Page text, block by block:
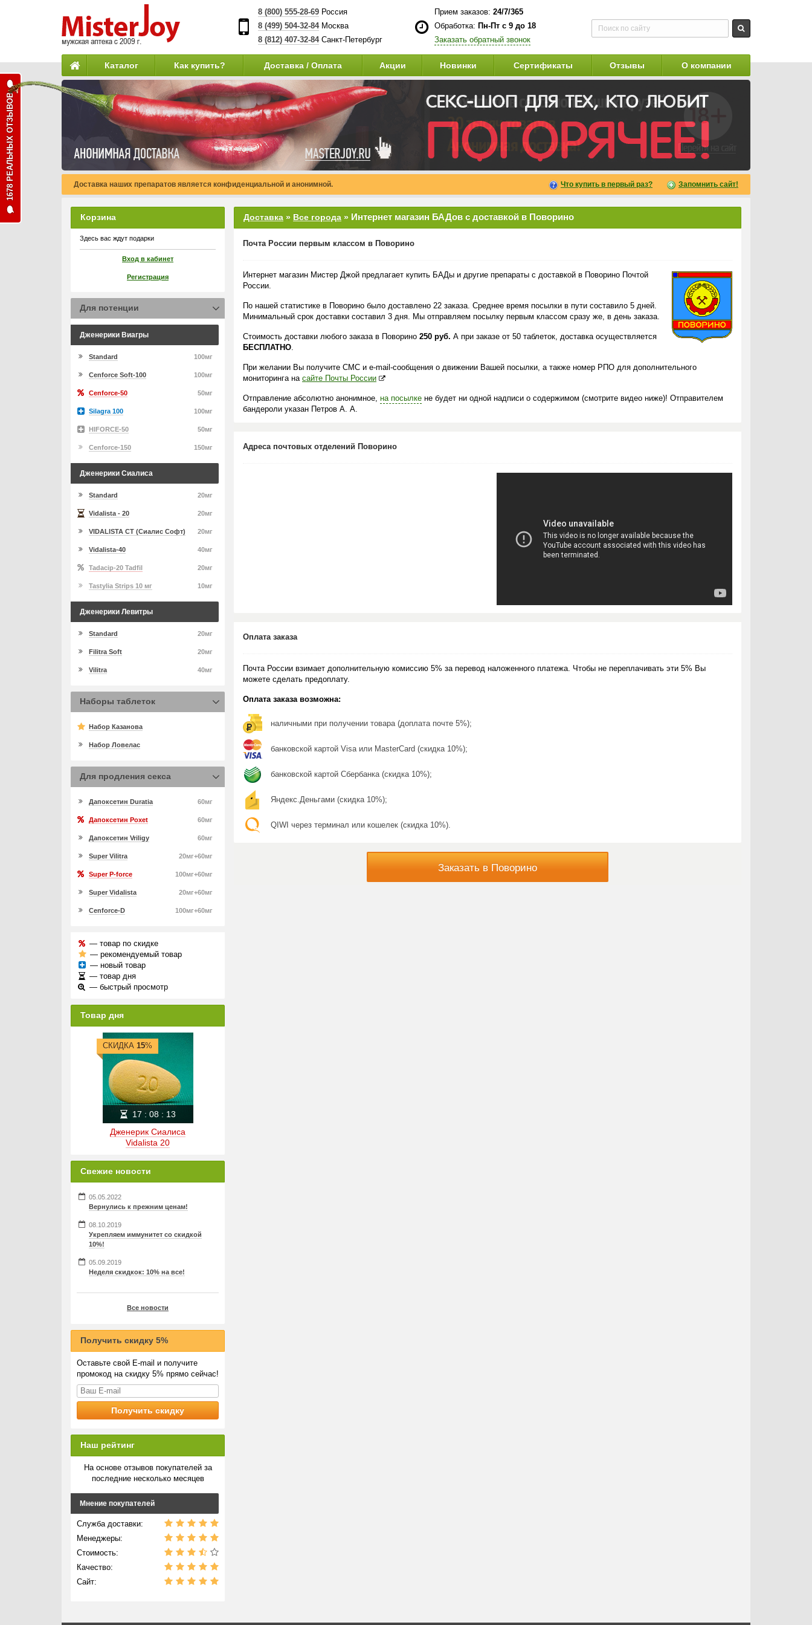
8 (800) 555-28-69Россия
8 (499) 504-32-84Москва
8 (812) 407-32-84 Санкт-Петербург
Прием заказов: 24/7/365
Обработка: Пн-Пт с 9 до 18
Заказать обратный звонок
Каталог Как купить? Доставка / Оплата Акции Новинки Сертификаты Отзывы О компании
Доставка наших препаратов является конфиденциальной и анонимной. Что купить в первый раз? Запомнить сайт!
Доставка » Все города » Интернет магазин БАДов с доставкой в Поворино
Почта России первым классом в Поворино
Интернет магазин Мистер Джой предлагает купить БАДы и другие препараты с доставкой в Поворино Почтой
России.
По нашей статистике в Поворино было доставлено 22 заказа. Среднее время посылки в пути составило 5 дней.
Минимальный срок доставки составил 3 дня. Мы отправляем посылку первым классом сразу же, в день заказа.
Стоимость доставки любого заказа в Поворино 250 руб. А при заказе от 50 таблеток, доставка осуществляется
БЕСПЛАТНО.
При желании Вы получите СМС и e-mail-сообщения о движении Вашей посылки, а также номер РПО для дополнительного
мониторинга на сайте Почты России
Отправление абсолютно анонимное, на посылке не будет ни одной надписи о содержимом (смотрите видео ниже)! Отправителем
бандероли указан Петров А. А.
Адреса почтовых отделений Поворино
Оплата заказа
Почта России взимает дополнительную комиссию 5% за перевод наложенного платежа. Чтобы не переплачивать эти 5% Вы
можете сделать предоплату.
Оплата заказа возможна:
наличными при получении товара (доплата почте 5%);
банковской картой Visa или MasterCard (скидка 10%);
банковской картой Сбербанка (скидка 10%);
Яндекс.Деньгами (скидка 10%);
QIWI через терминал или кошелек (скидка 10%).
Заказать в Поворино
Корзина
Здесь вас ждут подарки
Вход в кабинет
Регистрация
Для потенции
Дженерики Виагры
100мг
Standard
100мг
Cenforce Soft-100
50мг
Cenforce-50
100мг
Silagra 100
50мг
HIFORCE-50
150мг
Cenforce-150
Дженерики Сиалиса
20мг
Standard
20мг
Vidalista - 20
20мг
VIDALISTA CT (Сиалис Софт)
40мг
Vidalista-40
20мг
Tadacip-20 Tadfil
10мг
Tastylia Strips 10 мг
Дженерики Левитры
20мг
Standard
20мг
Filitra Soft
40мг
Vilitra
Наборы таблеток
Набор Казанова
Набор Ловелас
Для продления секса
60мг
Дапоксетин Duratia
60мг
Дапоксетин Poxet
60мг
Дапоксетин Vriligy
20мг+60мг
Super Vilitra
100мг+60мг
Super P-force
20мг+60мг
Super Vidalista
100мг+60мг
Cenforce-D
— товар по скидке
— рекомендуемый товар
— новый товар
— товар дня
— быстрый просмотр
Товар дня
Дженерик Сиалиса
Vidalista 20
СКИДКА 15%
17: 08: 12
Свежие новости
05.05.2022
Вернулись к прежним ценам!
08.10.2019
Укрепляем иммунитет со скидкой
10%!
05.09.2019
Неделя скидкок: 10% на все!
Все новости
Получить скидку 5%
Оставьте свой E-mail и получите
промокод на скидку 5% прямо сейчас!
Наш рейтинг
На основе отзывов покупателей за
последние несколько месяцев
Мнение покупателей
Служба доставки:
Менеджеры:
Стоимость:
Качество:
Сайт:
1678 РЕАЛЬНЫХ ОТЗЫВОВ